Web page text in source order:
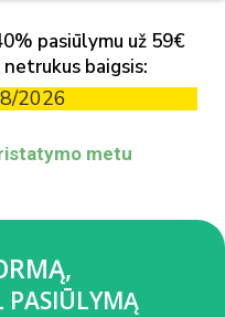
pasiūlymu už 59€
netrukus baigsis:
2026
metu
PASIŪLYMĄ